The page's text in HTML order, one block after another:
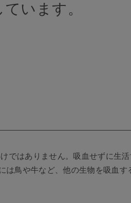
います。
ではありません。吸血せずに生活
は鳥や牛など、他の生物を吸血す